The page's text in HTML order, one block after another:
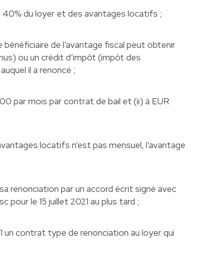
du loyer et des avantages locatifs ;
de l’avantage fiscal peut obtenir
ou un crédit d’impôt (impôt des
il a renoncé ;
par mois par contrat de bail et (ii) à EUR
locatifs n’est pas mensuel, l’avantage
renonciation par un accord écrit signé avec
pour le 15 juillet 2021 au plus tard ;
un contrat type de renonciation au loyer qui